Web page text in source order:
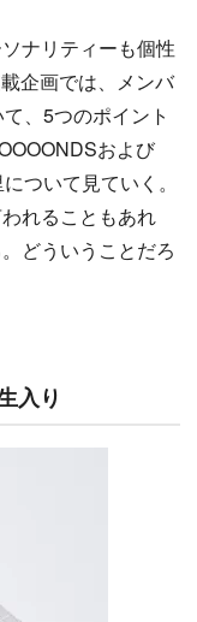
ナリティーも個性
企画では、メンバ
、5つのポイント
および
ついて見ていく。
れることもあれ
どういうことだろ
入り